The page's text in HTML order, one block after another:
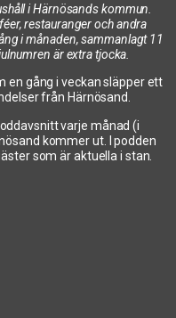
i Härnösands kommun.
restauranger och andra
i månaden, sammanlagt 11
är extra tjocka.
en gång i veckan släpper ett
från Härnösand.
varje månad (i
kommer ut. I podden
som är aktuella i stan.